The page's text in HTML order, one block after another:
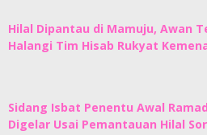
Hilal Dipantau di Mamuju, Awan
Halangi Tim Hisab Rukyat
Sidang Isbat Penentu Awal
Digelar Usai Pemantauan Hilal